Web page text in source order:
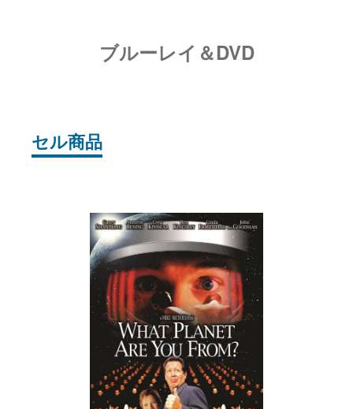
ブルーレイ＆DVD
セル商品